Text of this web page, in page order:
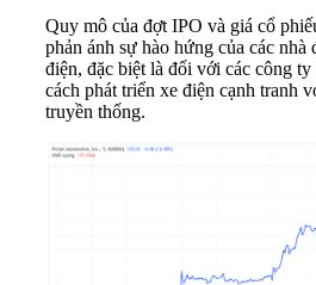
Quy mô của đợt IPO và giá cổ
phản ánh sự hào hứng của các
điện, đặc biệt là đối với các công
cách phát triển xe điện cạnh tranh
truyền thống.